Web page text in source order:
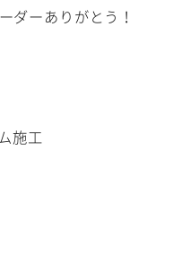
ダーありがとう！
施工